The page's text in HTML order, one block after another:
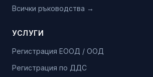
Всички ръководства →
УСЛУГИ
Регистрация ЕООД / ООД
Регистрация по ДДС